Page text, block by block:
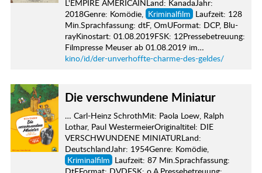
L'EMPIRE AMÉRICAINLand: KanadaJahr:
2018Genre: Komödie, Kriminalfilm Laufzeit: 128
Min.Sprachfassung: dtF, OmUFormat: DCP, Blu-
rayKinostart: 01.08.2019FSK: 12Pressebetreuung:
Filmpresse Meuser ab 01.08.2019 im…
kino/id/der-unverhoffte-charme-des-geldes/
Die verschwundene Miniatur
… Carl-Heinz SchrothMit: Paola Loew, Ralph
Lothar, Paul WestermeierOriginaltitel: DIE
VERSCHWUNDENE MINIATURLand:
DeutschlandJahr: 1954Genre: Komödie,
Kriminalfilm Laufzeit: 87 Min.Sprachfassung: